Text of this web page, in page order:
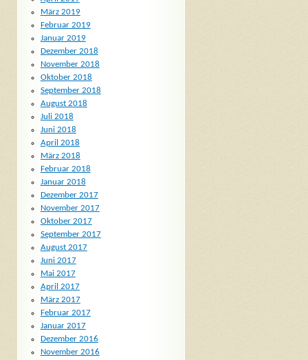
März 2019
Februar 2019
Januar 2019
Dezember 2018
November 2018
Oktober 2018
September 2018
August 2018
Juli 2018
Juni 2018
April 2018
März 2018
Februar 2018
Januar 2018
Dezember 2017
November 2017
Oktober 2017
September 2017
August 2017
Juni 2017
Mai 2017
April 2017
März 2017
Februar 2017
Januar 2017
Dezember 2016
November 2016